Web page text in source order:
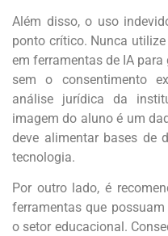
Além disso, o uso
ponto crítico. Nunca
em ferramentas de IA
sem o consentimento
análise jurídica da
imagem do aluno é um
deve alimentar bases de
tecnologia.
Por outro lado, é
ferramentas que
o setor educacional.